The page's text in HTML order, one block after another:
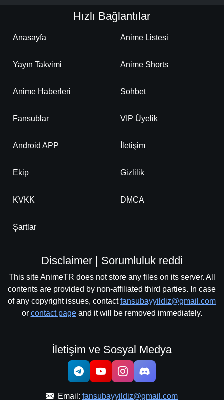
Hızlı Bağlantılar
Anasayfa Anime Listesi
Yayın Takvimi Anime Shorts
Anime Haberleri Sohbet
Fansublar VIP Üyelik
Android APP İletişim
Ekip Gizlilik
KVKK DMCA
Şartlar
Disclaimer | Sorumluluk reddi
This site AnimeTR does not store any files on its server. All
contents are provided by non-affiliated third parties. In case
of any copyright issues, contactfansubayyildiz@gmail.com
or contact pageand it will be removed immediately.
İletişim ve Sosyal Medya
Email: fansubayyildiz@gmail.com